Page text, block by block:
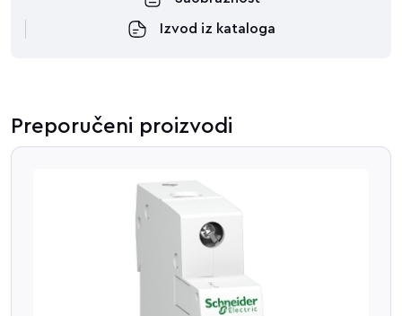
Izvod iz kataloga
Preporučeni proizvodi